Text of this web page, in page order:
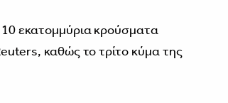
εκατομμύρια κρούσματα
καθώς το τρίτο κύμα της